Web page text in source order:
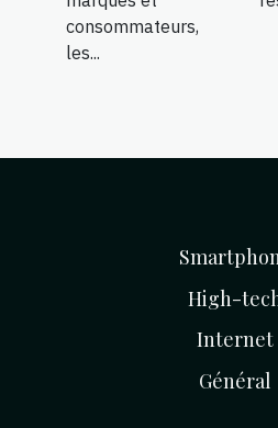
consommateurs,
les...
High-
Internet
Général